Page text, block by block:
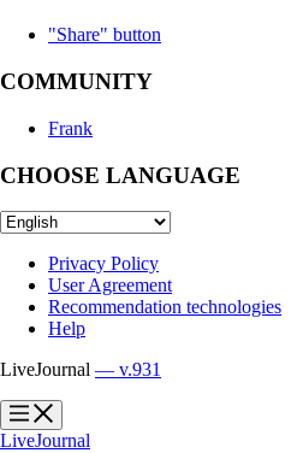
"Share" button
COMMUNITY
Frank
CHOOSE LANGUAGE
Privacy Policy
User Agreement
Recommendation technologies
Help
LiveJournal — v.931
?
?
LiveJournal